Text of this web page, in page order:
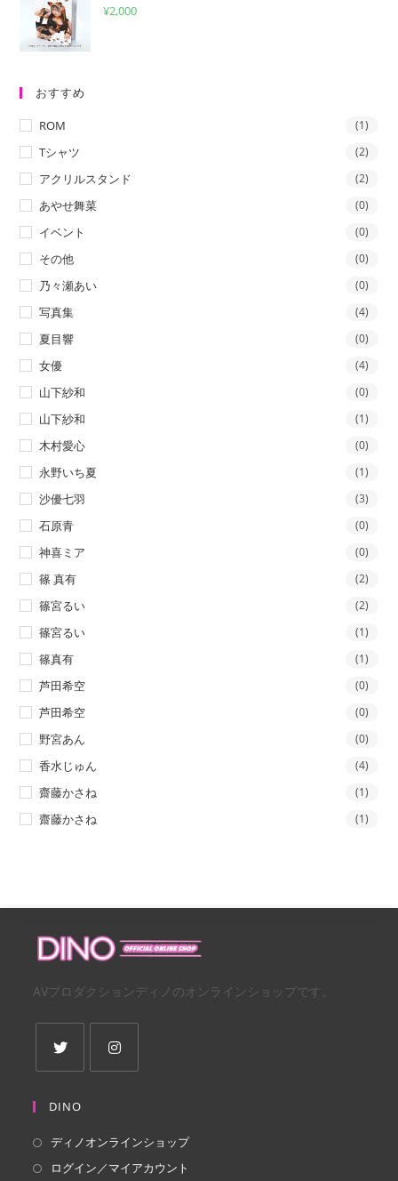
¥2,000
おすすめ
ROM (1)
Tシャツ (2)
アクリルスタンド (2)
あやせ舞菜 (0)
イベント (0)
その他 (0)
乃々瀬あい (0)
写真集 (4)
夏目響 (0)
女優 (4)
山下紗和 (0)
山下紗和 (1)
木村愛心 (0)
永野いち夏 (1)
沙優七羽 (3)
石原青 (0)
神喜ミア (0)
篠 真有 (2)
篠宮るい (2)
篠宮るい (1)
篠真有 (1)
芦田希空 (0)
芦田希空 (0)
野宮あん (0)
香水じゅん (4)
齋藤かさね (1)
齋藤かさね (1)
AVプロダクションディノのオンラインショップです。
し
タ
ブ
タ
ブ
DINO
ディノオンラインショップ
ログイン／マイアカウント